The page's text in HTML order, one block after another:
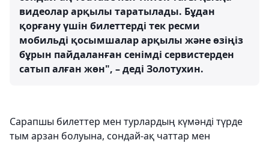
видеолар арқылы таратылады. Бұдан
қорғану үшін билеттерді тек ресми
мобильді қосымшалар арқылы және өзіңіз
бұрын пайдаланған сенімді сервистерден
сатып алған жөн", – деді Золотухин.
Сарапшы билеттер мен турлардың күмәнді түрде
тым арзан болуына, сондай-ақ чаттар мен